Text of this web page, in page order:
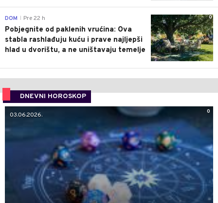
0
DOM Pre 22 h
Pobjegnite od paklenih vrućina: Ova
stabla rashlađuju kuću i prave najljepši
hlad u dvorištu, a ne uništavaju temelje
DNEVNI HOROSKOP
0
03.06.2026.